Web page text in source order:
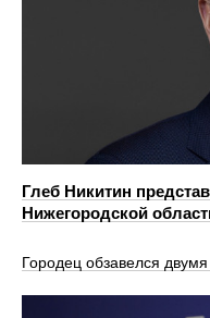
Глеб Никитин
Нижегородской
Городец обзавелся